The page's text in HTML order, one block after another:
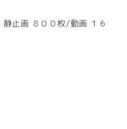
８００枚/動画 １６